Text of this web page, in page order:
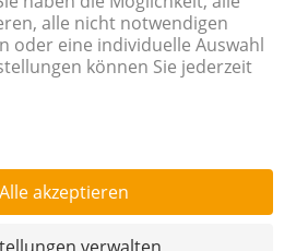
Cookie-Einstellungen